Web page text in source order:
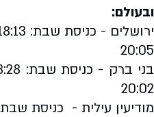
ובעולם:
20:05
20:02